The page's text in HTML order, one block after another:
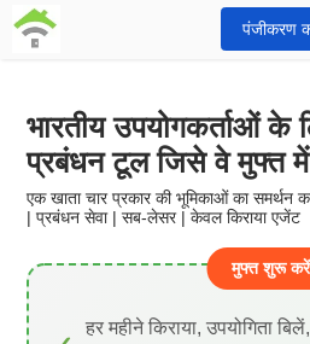
पंजीकरण
भारतीय उपयोगकर्ताओं के
प्रबंधन टूल जिसे वे मुफ्त
एक खाता चार प्रकार की भूमिकाओं का समर्थन
| प्रबंधन सेवा | सब-लेसर | केवल किराया एजेंट
मुफ्त शुरू करें
हर महीने किराया, उपयोगिता